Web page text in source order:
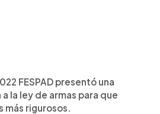
FESPAD presentó una
la ley de armas para que
rigurosos.